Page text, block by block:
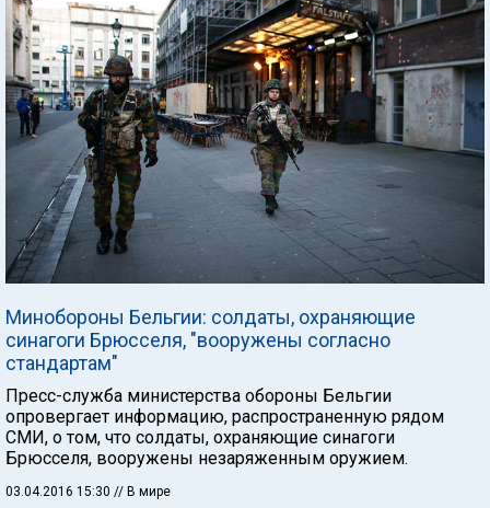
Минобороны Бельгии: солдаты, охраняющие
синагоги Брюсселя, "вооружены согласно
стандартам"
Пресс-служба министерства обороны Бельгии
опровергает информацию, распространенную рядом
СМИ, о том, что солдаты, охраняющие синагоги
Брюсселя, вооружены незаряженным оружием.
03.04.2016 15:30 // В мире